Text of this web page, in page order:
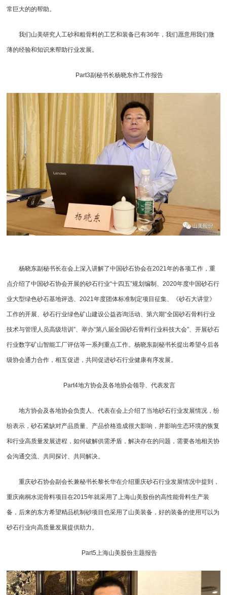
常巨大的的帮助。
我们山美研究人工砂和粗骨料的工艺和装备已有36年，我们愿意用我们微
薄的经验和知识来帮助行业发展。
Part3副秘书长杨晓东作工作报告
杨晓东副秘书长在会上深入讲解了中国砂石协会在2021年的各项工作，重
点介绍了中国砂石协会开展的砂石行业“十四五”规划编制、2020年度中国砂石行
业大型绿色砂石基地评选、2021年度团体标准制定项目征集、《砂石大讲堂》
工作的开展、砂石行业绿色矿山建设公益咨询活动、第六期“全国砂石骨料行业
技术与管理人员高级培训”、举办“第八届全国砂石骨料行业科技大会”、开展砂石
行业数字矿山智能工厂评估等一系列重点工作。杨晓东副秘书长提出希望今后各
级协会通力合作，相互促进，共同促进砂石行业健康有序发展。
Part4地方协会及各地协会领导、代表发言
地方协会及各地协会负责人、代表在会上介绍了当地砂石行业发展情况，纷
纷表示，砂石紧缺对产品质量、产品价格造成很大影响，并影响生态环境的恢复
和行业高质量发展进程，如何破解供需矛盾，解决存在的问题，需要各地相关协
会沟通交流、共同探讨、共同解决。
重庆砂石协会副会长兼秘书长黎长华在介绍重庆砂石行业发展情况中提到，
重庆南桐水泥骨料项目在2015年就采用了上海山美股份的高性能骨料生产装
备，后来的东方希望精品机制砂项目也采用了山美装备，好的装备的使用可以为
砂石行业向高质量发展提供助力。
Part5上海山美股份主题报告